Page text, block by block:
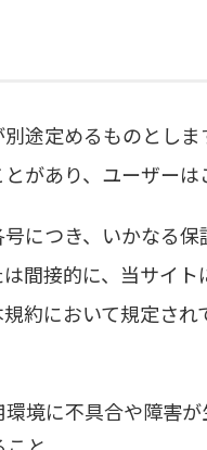
途定めるものとし
があり、ユーザーは
につき、いかなる
間接的に、当サイ
約において規定さ
境に不具合や障害が